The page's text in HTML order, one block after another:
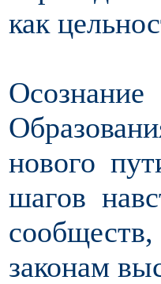
как
нового
шагов
законам